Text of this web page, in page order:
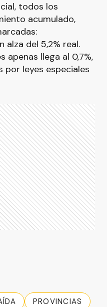
todos los
acumulado,
alza del 5,2% real.
apenas llega al 0,7%,
por leyes especiales
PROVINCIAS